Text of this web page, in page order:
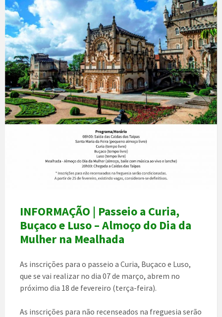
INFORMAÇÃO | Passeio a Curia,
Buçaco e Luso – Almoço do Dia da
Mulher na Mealhada
As inscrições para o passeio a Curia, Buçaco e Luso,
que se vai realizar no dia 07 de março, abrem no
próximo dia 18 de fevereiro (terça-feira).
As inscrições para não recenseados na freguesia serão